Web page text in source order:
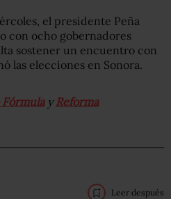
el presidente Peña
con ocho gobernadores
sostener un encuentro con
las elecciones en Sonora.
Fórmulay Reforma
Leer después